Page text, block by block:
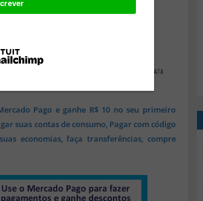
Pago e ganhe R$ 10 no seu primeiro
suas contas de consumo, Pagar com código
economias, faça transferências, compre